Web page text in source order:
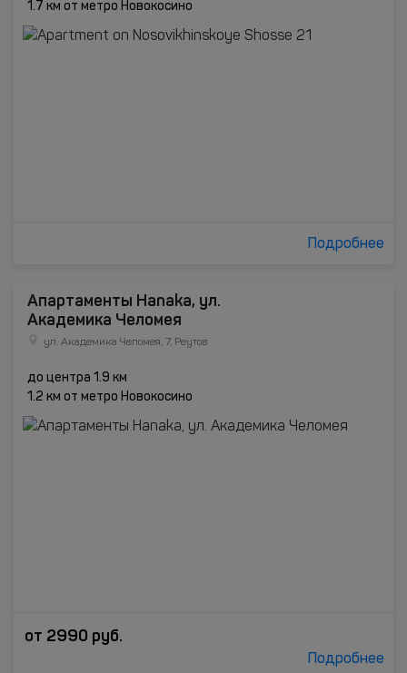
1.7 км от метро Новокосино
Подробнее
Апартаменты Hanaka, ул.
Академика Челомея
ул. Академика Челомея, 7, Реутов
до центра 1.9 км
1.2 км от метро Новокосино
от 2990 руб.
Подробнее